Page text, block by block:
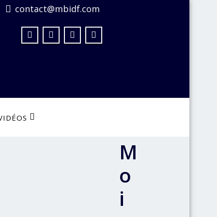
contact@mbidf.com
M
o
i